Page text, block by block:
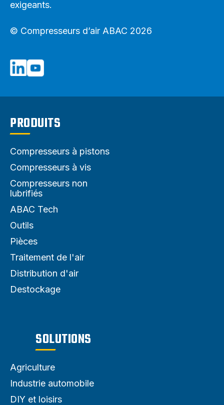
exigeants.
© Compresseurs d’air ABAC 2026
PRODUITS
Compresseurs à pistons
Compresseurs à vis
Compresseurs non
lubrifiés
ABAC Tech
Outils
Pièces
Traitement de l'air
Distribution d'air
Destockage
SOLUTIONS
Agriculture
Industrie automobile
DIY et loisirs